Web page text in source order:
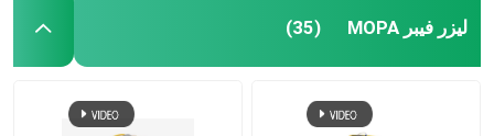
لیزر فیبر MOPA (35)